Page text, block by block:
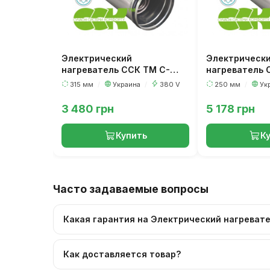
Электрический
нагреватель ССК ТМ C-
EVN-K-315-3,0
315 мм Украина 380 V
3 480 грн
Купить
EVN-K-250-
250 мм
5 178 грн
Часто задаваемые вопросы
Какая гарантия на Электрический
Как доставляется товар?